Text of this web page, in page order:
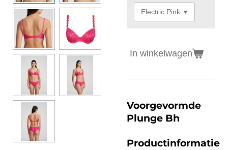
In winkelwagen
Voorgevormde
Plunge Bh
Productinformatie